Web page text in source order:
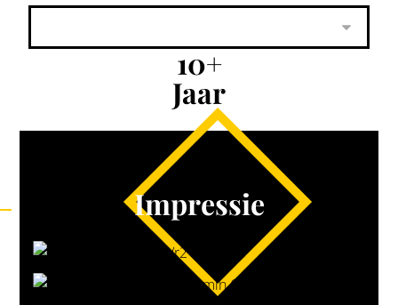
10+
Jaar
Impressie